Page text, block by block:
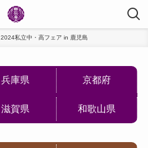
2024私立中・高フェア in 鹿児島
兵庫県 京都府
滋賀県 和歌山県